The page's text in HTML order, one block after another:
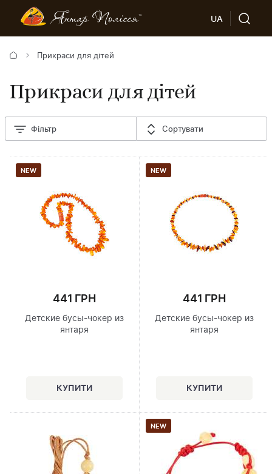
UA
Прикраси для дітей
Прикраси для дітей
Фільтр Сортувати
NEW
441 ГРН
Детские бусы-чокер из
янтаря
NEW
441 ГРН
Детские бусы-чокер из
янтаря
NEW